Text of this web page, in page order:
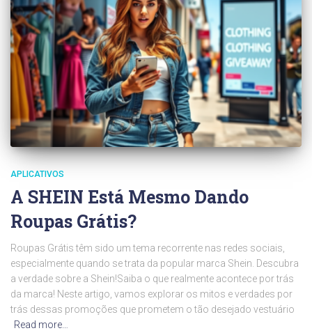
APLICATIVOS
A SHEIN Está Mesmo Dando
Roupas Grátis?
Roupas Grátis têm sido um tema recorrente nas redes sociais,
especialmente quando se trata da popular marca Shein. Descubra
a verdade sobre a Shein!Saiba o que realmente acontece por trás
da marca! Neste artigo, vamos explorar os mitos e verdades por
trás dessas promoções que prometem o tão desejado vestuário
Read more…